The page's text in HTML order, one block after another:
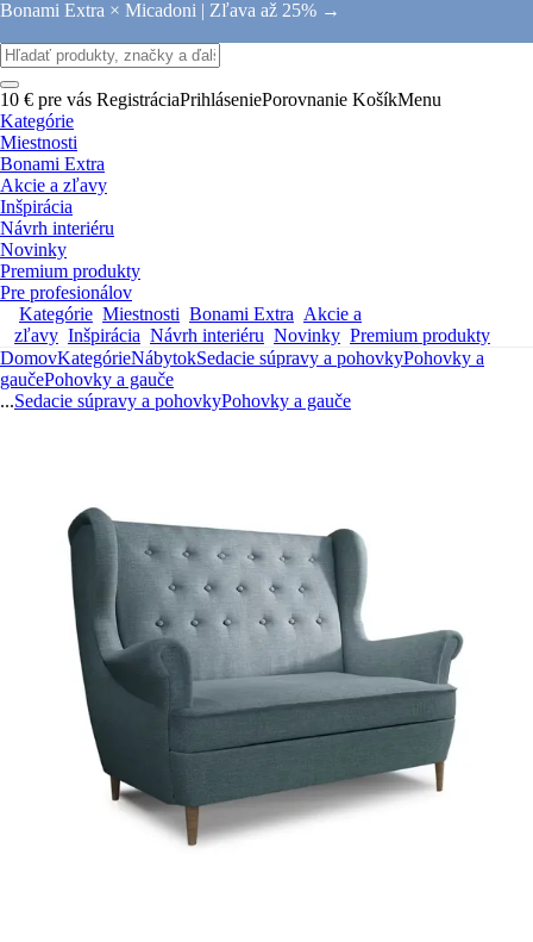
Bonami Extra × Micadoni | Zľava až 25% →
10 € pre vás RegistráciaPrihláseniePorovnanie KošíkMenu
Kategórie
Miestnosti
Bonami Extra
Akcie a zľavy
Inšpirácia
Návrh interiéru
Novinky
Premium produkty
Pre profesionálov
Kategórie Miestnosti Bonami Extra Akcie a
zľavy Inšpirácia Návrh interiéru Novinky Premium produkty
DomovKategórieNábytokSedacie súpravy a pohovkyPohovky a
gaučePohovky a gauče
...Sedacie súpravy a pohovkyPohovky a gauče